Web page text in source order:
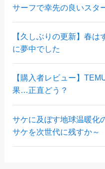
サーフで幸先の良いスタ
【久しぶりの更新】春
に夢中でした
【購入者レビュー】
果…正直どう？
サケに及ぼす地球温暖化
サケを次世代に残すか～